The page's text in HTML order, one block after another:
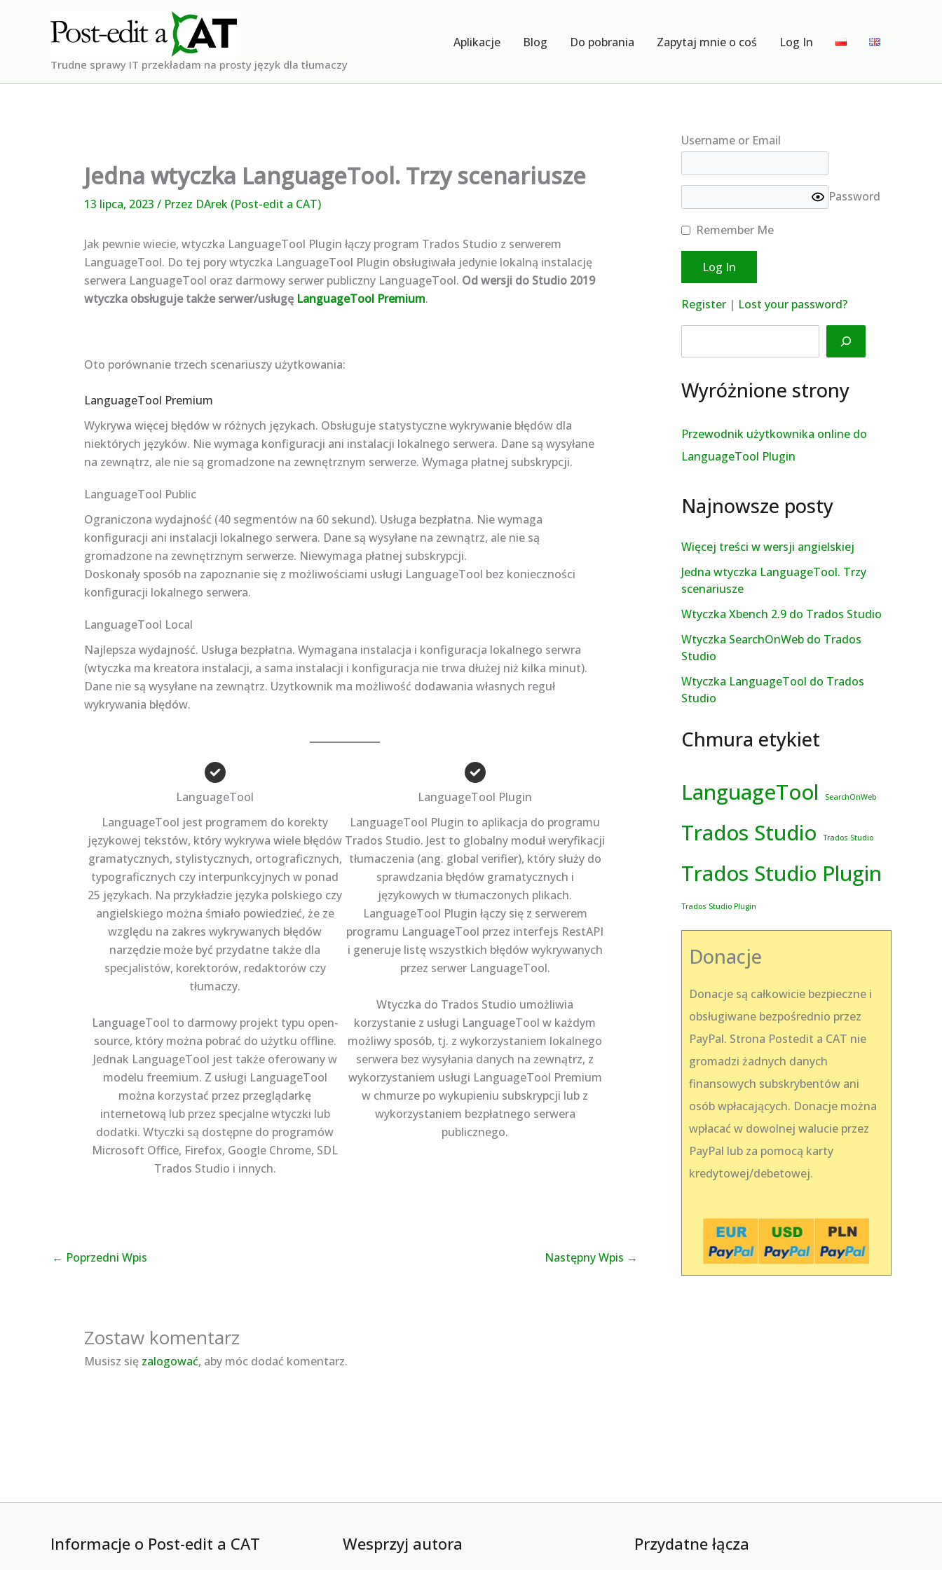
Trudne sprawy IT przekładam na prosty język dla tłumaczy
Aplikacje Blog Do pobrania Zapytaj mnie o coś Log In
Jedna wtyczka LanguageTool. Trzy scenariusze
13 lipca, 2023 / Przez DArek (Post-edit a CAT)
Jak pewnie wiecie, wtyczka LanguageTool Plugin łączy program Trados Studio z serwerem
LanguageTool. Do tej pory wtyczka LanguageTool Plugin obsługiwała jedynie lokalną instalację
serwera LanguageTool oraz darmowy serwer publiczny LanguageTool. Od wersji do Studio 2019
wtyczka obsługuje także serwer/usługę LanguageTool Premium.
Oto porównanie trzech scenariuszy użytkowania:
LanguageTool Premium
Wykrywa więcej błędów w różnych językach. Obsługuje statystyczne wykrywanie błędów dla
niektórych języków. Nie wymaga konfiguracji ani instalacji lokalnego serwera. Dane są wysyłane
na zewnątrz, ale nie są gromadzone na zewnętrznym serwerze. Wymaga płatnej subskrypcji.
LanguageTool Public
Ograniczona wydajność (40 segmentów na 60 sekund). Usługa bezpłatna. Nie wymaga
konfiguracji ani instalacji lokalnego serwera. Dane są wysyłane na zewnątrz, ale nie są
gromadzone na zewnętrznym serwerze. Niewymaga płatnej subskrypcji.
Doskonały sposób na zapoznanie się z możliwościami usługi LanguageTool bez konieczności
konfiguracji lokalnego serwera.
LanguageTool Local
Najlepsza wydajność. Usługa bezpłatna. Wymagana instalacja i konfiguracja lokalnego serwra
(wtyczka ma kreatora instalacji, a sama instalacji i konfiguracja nie trwa dłużej niż kilka minut).
Dane nie są wysyłane na zewnątrz. Uzytkownik ma możliwość dodawania własnych reguł
wykrywania błędów.
LanguageTool
LanguageTool jest programem do korekty
językowej tekstów, który wykrywa wiele błędów
gramatycznych, stylistycznych, ortograficznych,
typograficznych czy interpunkcyjnych w ponad
25 językach. Na przykładzie języka polskiego czy
angielskiego można śmiało powiedzieć, że ze
względu na zakres wykrywanych błędów
narzędzie może być przydatne także dla
specjalistów, korektorów, redaktorów czy
tłumaczy.
LanguageTool to darmowy projekt typu open-
source, który można pobrać do użytku offline.
Jednak LanguageTool jest także oferowany w
modelu freemium. Z usługi LanguageTool
można korzystać przez przeglądarkę
internetową lub przez specjalne wtyczki lub
dodatki. Wtyczki są dostępne do programów
Microsoft Office, Firefox, Google Chrome, SDL
Trados Studio i innych.
LanguageTool Plugin
LanguageTool Plugin to aplikacja do programu
Trados Studio. Jest to globalny moduł weryfikacji
tłumaczenia (ang. global verifier), który służy do
sprawdzania błędów gramatycznych i
językowych w tłumaczonych plikach.
LanguageTool Plugin łączy się z serwerem
programu LanguageTool przez interfejs RestAPI
i generuje listę wszystkich błędów wykrywanych
przez serwer LanguageTool.
Wtyczka do Trados Studio umożliwia
korzystanie z usługi LanguageTool w każdym
możliwy sposób, tj. z wykorzystaniem lokalnego
serwera bez wysyłania danych na zewnątrz, z
wykorzystaniem usługi LanguageTool Premium
w chmurze po wykupieniu subskrypcji lub z
wykorzystaniem bezpłatnego serwera
publicznego.
← Poprzedni Wpis Następny Wpis →
Zostaw komentarz
Musisz się zalogować, aby móc dodać komentarz.
Username or Email
Password
Remember Me
Register | Lost your password?
Wyróżnione strony
Przewodnik użytkownika online do
LanguageTool Plugin
Najnowsze posty
Więcej treści w wersji angielskiej
Jedna wtyczka LanguageTool. Trzy
scenariusze
Wtyczka Xbench 2.9 do Trados Studio
Wtyczka SearchOnWeb do Trados
Studio
Wtyczka LanguageTool do Trados
Studio
Chmura etykiet
LanguageTool SearchOnWeb
Trados Studio Trados Studio
Trados Studio Plugin
Trados Studio Plugin
Donacje
Donacje są całkowicie bezpieczne i
obsługiwane bezpośrednio przez
PayPal. Strona Postedit a CAT nie
gromadzi żadnych danych
finansowych subskrybentów ani
osób wpłacających. Donacje można
wpłacać w dowolnej walucie przez
PayPal lub za pomocą karty
kredytowej/debetowej.
Informacje o Post-edit a CAT Wesprzyj autora Przydatne łącza